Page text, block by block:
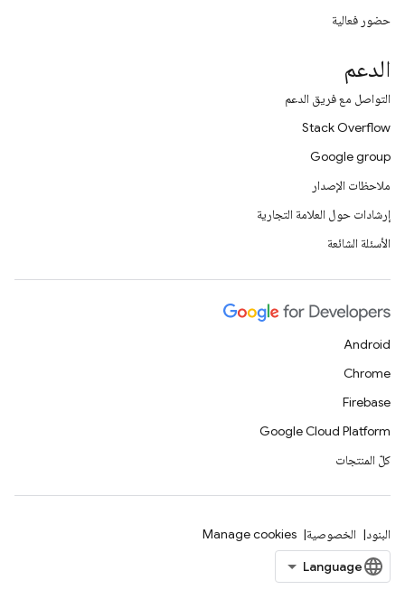
حضور فعالية
الدعم
التواصل مع فريق الدعم
Stack Overflow
Google group
ملاحظات الإصدار
إرشادات حول العلامة التجارية
الأسئلة الشائعة
Android
Chrome
Firebase
Google Cloud Platform
كلّ المنتجات
البنود الخصوصية Manage cookies